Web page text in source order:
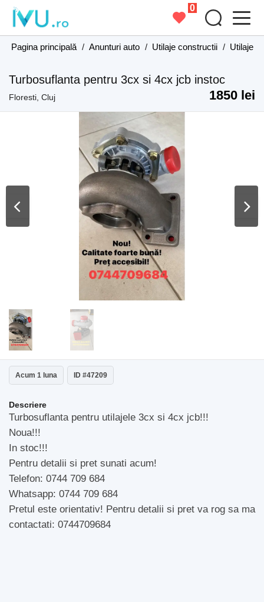
0
Pagina principală / Anunturi auto / Utilaje constructii / Utilaje
Turbosuflanta pentru 3cx si 4cx jcb instoc
Floresti, Cluj 1850 lei
Acum 1 luna ID #47209
Descriere
Turbosuflanta pentru utilajele 3cx si 4cx jcb!!!
Noua!!!
In stoc!!!
Pentru detalii si pret sunati acum!
Telefon: 0744 709 684
Whatsapp: 0744 709 684
Pretul este orientativ! Pentru detalii si pret va rog sa ma
contactati: 0744709684